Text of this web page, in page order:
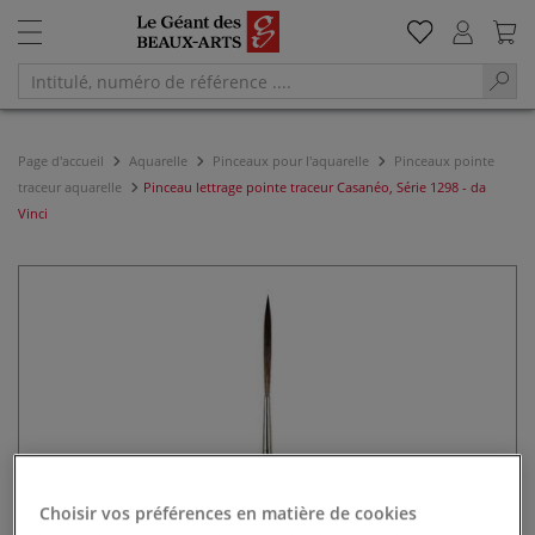
Page d'accueil Aquarelle Pinceaux pour l'aquarelle
Pinceaux pointe
traceur aquarelle
Pinceau lettrage pointe traceur Casanéo, Série 1298 - da
Vinci
Choisir vos préférences en matière de cookies